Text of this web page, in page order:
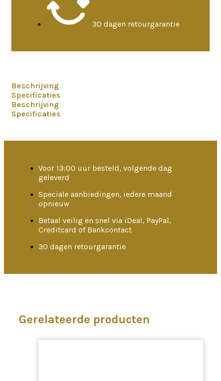
30 dagen retourgarantie
Beschrijving
Specificaties
Beschrijving
Specificaties
Voor 13:00 uur besteld, volgende dag
geleverd
Speciale aanbiedingen, iedere maand
opnieuw
Betaal veilig en snel via iDeal, PayPal,
Creditcard of Bankcontact
30 dagen retourgarantie
Gerelateerde producten